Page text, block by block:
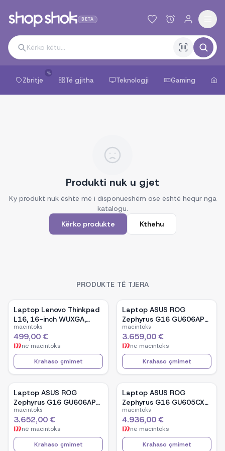
BETA
Zbritje
%
Të gjitha Teknologji Gaming
Produkti nuk u gjet
Ky produkt nuk është më i disponueshëm ose është hequr nga
katalogu.
Kërko produkte
Kthehu
PRODUKTE TË TJERA
Laptop Lenovo Thinkpad
L16, 16-inch WUXGA,
AMD Ryzen 5 Pro-7535U,
16GB Ram DDR5, 512GB
SSD - Black
macintoks
499,00 €
në macintoks
Krahaso çmimet
Laptop ASUS ROG
Zephyrus G16 GU606AP-
TB039W, 16-inch OLED,
Intel Core Ultra 9 386H,
NVIDIA GeForce RTX
5070, 32GB RAM, 1TB
SSD, Windows 11 - White
macintoks
3.659,00 €
në macintoks
Krahaso çmimet
Laptop ASUS ROG
Zephyrus G16 GU606AP-
TB041W, 16-inch OLED,
Intel Core Ultra 9 386H,
NVIDIA GeForce RTX
5070, 32GB RAM, 1TB
macintoks
3.652,00 €
në macintoks
Krahaso çmimet
Laptop ASUS ROG
Zephyrus G16 GU605CX-
QR106W, 16-inch WQXGA
OLED, Intel Core Ultra 9
285H, NVIDIA GeForce
RTX 5090, 32GB RAM,
macintoks
4.936,00 €
në macintoks
Krahaso çmimet